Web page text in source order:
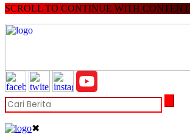
SCROLL TO CONTINUE WITH CONTENT
✖